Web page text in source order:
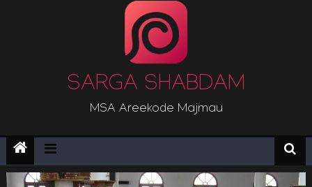
സൂക്ഷിക്കുക! കുറ്റകൃത്യങ്ങളാണിന്ന് ട്രെന്‍ഡ്
ഇമാം നവവി: അനന്തമായ നാൽപതാണ്ടുകൾ
SARGA SHABDAM
MSA Areekode Majmau